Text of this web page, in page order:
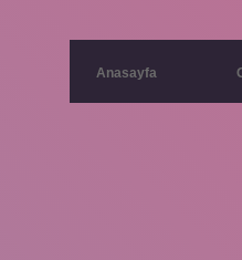
Anasayfa